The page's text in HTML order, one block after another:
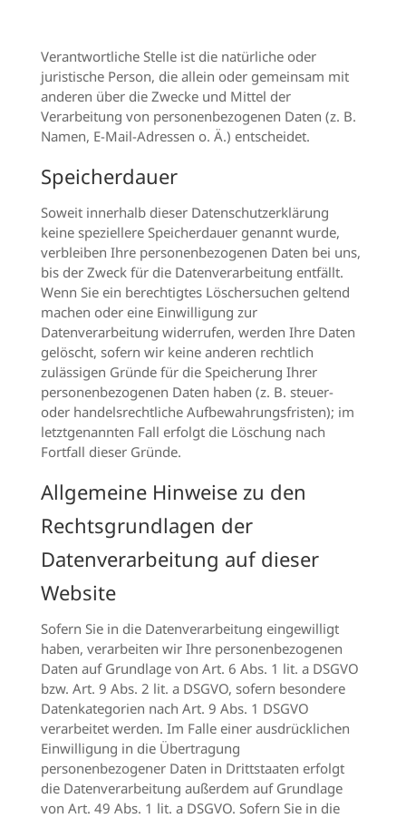
Verantwortliche Stelle ist die natürliche oder
juristische Person, die allein oder gemeinsam mit
anderen über die Zwecke und Mittel der
Verarbeitung von personenbezogenen Daten (z. B.
Namen, E-Mail-Adressen o. Ä.) entscheidet.
Speicherdauer
Soweit innerhalb dieser Datenschutzerklärung
keine speziellere Speicherdauer genannt wurde,
verbleiben Ihre personenbezogenen Daten bei uns,
bis der Zweck für die Datenverarbeitung entfällt.
Wenn Sie ein berechtigtes Löschersuchen geltend
machen oder eine Einwilligung zur
Datenverarbeitung widerrufen, werden Ihre Daten
gelöscht, sofern wir keine anderen rechtlich
zulässigen Gründe für die Speicherung Ihrer
personenbezogenen Daten haben (z. B. steuer-
oder handelsrechtliche Aufbewahrungsfristen); im
letztgenannten Fall erfolgt die Löschung nach
Fortfall dieser Gründe.
Allgemeine Hinweise zu den
Rechtsgrundlagen der
Datenverarbeitung auf dieser
Website
Sofern Sie in die Datenverarbeitung eingewilligt
haben, verarbeiten wir Ihre personenbezogenen
Daten auf Grundlage von Art. 6 Abs. 1 lit. a DSGVO
bzw. Art. 9 Abs. 2 lit. a DSGVO, sofern besondere
Datenkategorien nach Art. 9 Abs. 1 DSGVO
verarbeitet werden. Im Falle einer ausdrücklichen
Einwilligung in die Übertragung
personenbezogener Daten in Drittstaaten erfolgt
die Datenverarbeitung außerdem auf Grundlage
von Art. 49 Abs. 1 lit. a DSGVO. Sofern Sie in die